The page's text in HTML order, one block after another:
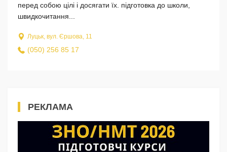
перед собою цілі і досягати їх. підготовка до школи,
швидкочитання...
Луцьк, вул. Єршова, 11
(050) 256 85 17
РЕКЛАМА